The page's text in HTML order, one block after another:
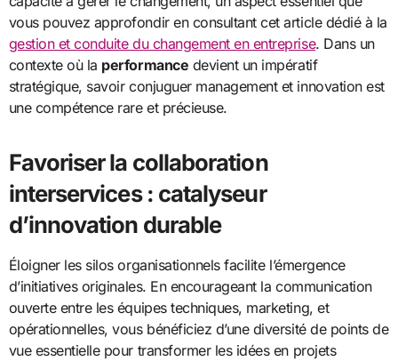
vous pouvez approfondir en consultant cet article dédié à la
gestion et conduite du changement en entreprise. Dans un
contexte où la performance devient un impératif
stratégique, savoir conjuguer management et innovation est
une compétence rare et précieuse.
Favoriser la collaboration
interservices : catalyseur
d’innovation durable
Éloigner les silos organisationnels facilite l’émergence
d’initiatives originales. En encourageant la communication
ouverte entre les équipes techniques, marketing, et
opérationnelles, vous bénéficiez d’une diversité de points de
vue essentielle pour transformer les idées en projets